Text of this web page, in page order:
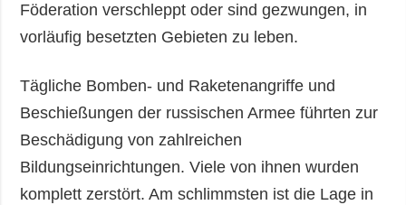
Föderation verschleppt oder sind gezwungen, in
vorläufig besetzten Gebieten zu leben.
Tägliche Bomben- und Raketenangriffe und
Beschießungen der russischen Armee führten zur
Beschädigung von zahlreichen
Bildungseinrichtungen. Viele von ihnen wurden
komplett zerstört. Am schlimmsten ist die Lage in